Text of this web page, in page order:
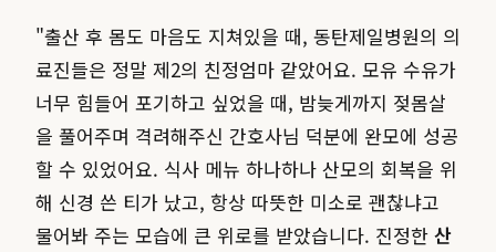
"출산 후 몸도 마음도 지쳐있을 때, 동탄제일병원의 의
료진들은 정말 제2의 친정엄마 같았어요. 모유 수유가
너무 힘들어 포기하고 싶었을 때, 밤늦게까지 젖몸살
을 풀어주며 격려해주신 간호사님 덕분에 완모에 성공
할 수 있었어요. 식사 메뉴 하나하나 산모의 회복을 위
해 신경 쓴 티가 났고, 항상 따뜻한 미소로 괜찮냐고
물어봐 주는 모습에 큰 위로를 받았습니다. 진정한 산